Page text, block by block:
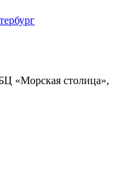
«Морская столица»,